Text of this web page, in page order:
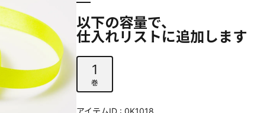
以下の容量で、
仕入れリストに追加します
1
巻
アイテムID : 0K1018